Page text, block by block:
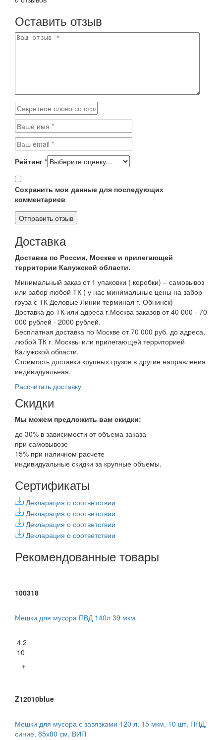
Оставить отзыв
Рейтинг *
Сохранить мои данные для последующих
комментариев
Доставка
Доставка по России, Москве и прилегающей
территории Калужской области.
Минимальный заказ от 1 упаковки ( коробки) – самовывоз
или забор любой ТК ( у нас минимальные цены на забор
груза с ТК Деловые Линии терминал г. Обнинск)
Доставка до ТК или адреса г.Москва заказов от 40 000 - 70
000 рублей - 2000 рублей.
Бесплатная доставка по Москве от 70 000 руб. до адреса,
любой ТК г. Москвы или прилегающей территорией
Калужской области.
Стоимость доставки крупных грузов в другие направления
индивидуальная.
Рассчитать доставку
Скидки
Мы можем предложить вам скидки:
до 30% в зависимости от объема заказа
при самовывозе
15% при наличном расчете
индивидуальные скидки за крупные объемы.
Сертификаты
Декларация о соответствии
Декларация о соответствии
Декларация о соответствии
Декларация о соответствии
Рекомендованные товары
100318
Мешки для мусора ПВД 140л 39 мкм
4.2
10
+
Z12010blue
Мешки для мусора с завязками 120 л, 15 мкм, 10 шт, ПНД,
синие, 85х80 см, ВИП